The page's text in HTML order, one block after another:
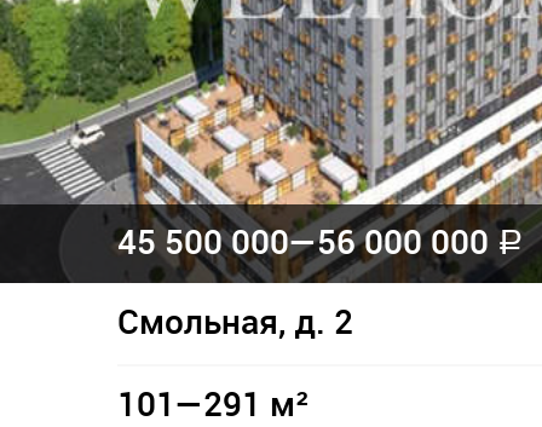
45 500 000—56 000 000 a
Смольная, д. 2
101—291 м²